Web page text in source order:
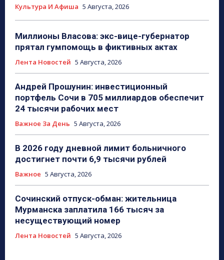
Культура И Афиша 5 Августа, 2026
Миллионы Власова: экс-вице-губернатор
прятал гумпомощь в фиктивных актах
Лента Новостей 5 Августа, 2026
Андрей Прошунин: инвестиционный
портфель Сочи в 705 миллиардов обеспечит
24 тысячи рабочих мест
Важное За День 5 Августа, 2026
В 2026 году дневной лимит больничного
достигнет почти 6,9 тысячи рублей
Важное 5 Августа, 2026
Сочинский отпуск-обман: жительница
Мурманска заплатила 166 тысяч за
несуществующий номер
Лента Новостей 5 Августа, 2026